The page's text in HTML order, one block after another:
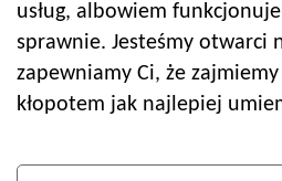
usług, albowiem
sprawnie. Jesteśmy otwarci
zapewniamy Ci, że
kłopotem jak najlepiej